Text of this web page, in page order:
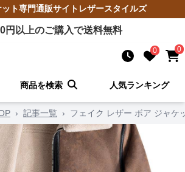
ト専門通販サイト レザースタイルズ
円以上のご購入で送料無料
0 0
商品を検索 人気ランキング
› 記事一覧 › フェイク レザー ボア ジャケ